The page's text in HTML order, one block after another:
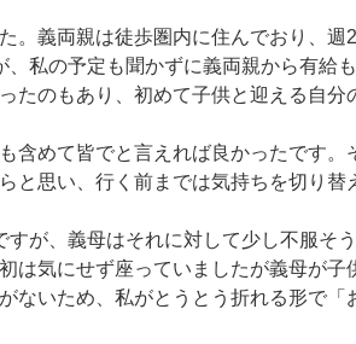
。義両親は徒歩圏内に住んでおり、週
私の予定も聞かずに義両親から有給
たのもあり、初めて子供と迎える自分
含めて皆でと言えれば良かったです。
と思い、行く前までは気持ちを切り替
が、義母はそれに対して少し不服そう
は気にせず座っていましたが義母が子
ないため、私がとうとう折れる形で「